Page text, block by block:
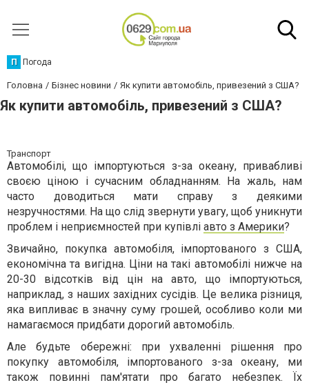
П Погода
Головна Бізнес новини Як купити автомобіль, привезений з США?
Як купити автомобіль, привезений з США?
Транспорт
Автомобілі, що імпортуються з-за океану, привабливі
своєю ціною і сучасним обладнанням. На жаль, нам
часто доводиться мати справу з деякими
незручностями. На що слід звернути увагу, щоб уникнути
проблем і неприємностей при купівлі авто з Америки?
Звичайно, покупка автомобіля, імпортованого з США,
економічна та вигідна. Ціни на такі автомобілі нижче на
20-30 відсотків від цін на авто, що імпортуються,
наприклад, з наших західних сусідів. Це велика різниця,
яка випливає в значну суму грошей, особливо коли ми
намагаємося придбати дорогий автомобіль.
Але будьте обережні: при ухваленні рішення про
покупку автомобіля, імпортованого з-за океану, ми
також повинні пам'ятати про багато небезпек. Їх